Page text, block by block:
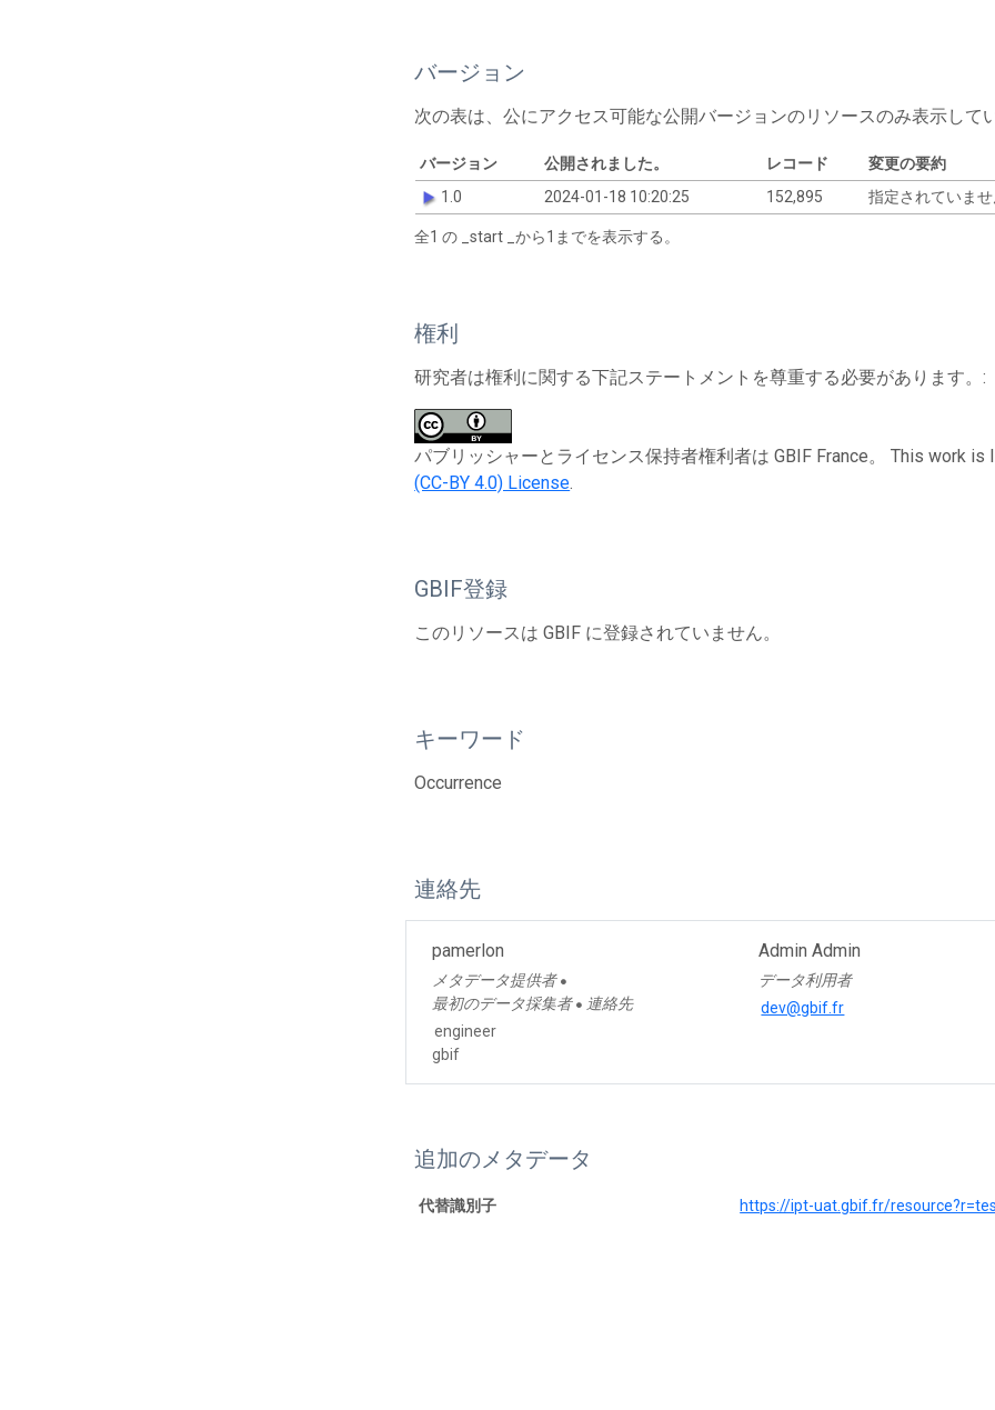
バージョン
次の表は、公にアクセス可能な公開バージョンのリソースのみ表示して
バージョン 公開されました。 レコード 変更の要約
1.0
2024-01-18 10:20:25 152,895 指定されていませ
全1 の _start _から1までを表示する。
権利
研究者は権利に関する下記ステートメントを尊重する必要があります。:
パブリッシャーとライセンス保持者権利者は GBIF France。 This work is
(CC-BY 4.0) License.
GBIF登録
このリソースは GBIF に登録されていません。
キーワード
Occurrence
連絡先
pamerlon
メタデータ提供者 ●
最初のデータ採集者 ● 連絡先
engineer
gbif
Admin Admin
データ利用者
dev@gbif.fr
追加のメタデータ
代替識別子 https://ipt-uat.gbif.fr/